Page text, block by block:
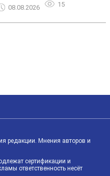
08.08.2026 15
редакции. Мнения авторов и
сертификации и
ответственность несёт